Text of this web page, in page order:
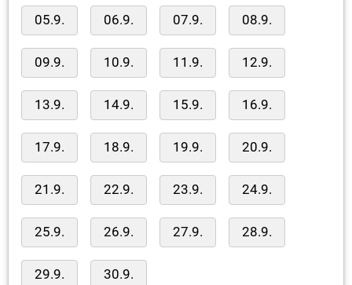
05.9. 06.9. 07.9. 08.9.
09.9. 10.9. 11.9. 12.9.
13.9. 14.9. 15.9. 16.9.
17.9. 18.9. 19.9. 20.9.
21.9. 22.9. 23.9. 24.9.
25.9. 26.9. 27.9. 28.9.
29.9. 30.9.